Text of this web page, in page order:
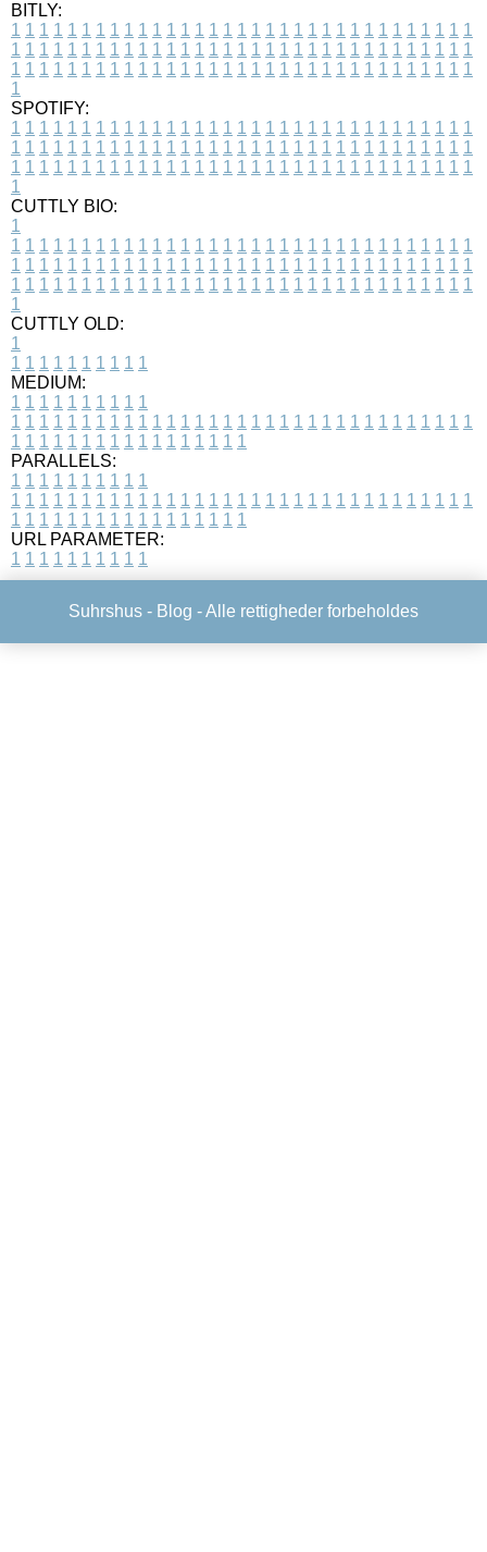
BITLY:
1 1 1 1 1 1 1 1 1 1 1 1 1 1 1 1 1 1 1 1 1 1 1 1 1 1 1 1 1 1 1 1 1
1 1 1 1 1 1 1 1 1 1 1 1 1 1 1 1 1 1 1 1 1 1 1 1 1 1 1 1 1 1 1 1 1
1 1 1 1 1 1 1 1 1 1 1 1 1 1 1 1 1 1 1 1 1 1 1 1 1 1 1 1 1 1 1 1 1
1
SPOTIFY:
1 1 1 1 1 1 1 1 1 1 1 1 1 1 1 1 1 1 1 1 1 1 1 1 1 1 1 1 1 1 1 1 1
1 1 1 1 1 1 1 1 1 1 1 1 1 1 1 1 1 1 1 1 1 1 1 1 1 1 1 1 1 1 1 1 1
1 1 1 1 1 1 1 1 1 1 1 1 1 1 1 1 1 1 1 1 1 1 1 1 1 1 1 1 1 1 1 1 1
1
CUTTLY BIO:
1
1 1 1 1 1 1 1 1 1 1 1 1 1 1 1 1 1 1 1 1 1 1 1 1 1 1 1 1 1 1 1 1 1
1 1 1 1 1 1 1 1 1 1 1 1 1 1 1 1 1 1 1 1 1 1 1 1 1 1 1 1 1 1 1 1 1
1 1 1 1 1 1 1 1 1 1 1 1 1 1 1 1 1 1 1 1 1 1 1 1 1 1 1 1 1 1 1 1 1
1
CUTTLY OLD:
1
1 1 1 1 1 1 1 1 1 1
MEDIUM:
1 1 1 1 1 1 1 1 1 1
1 1 1 1 1 1 1 1 1 1 1 1 1 1 1 1 1 1 1 1 1 1 1 1 1 1 1 1 1 1 1 1 1
1 1 1 1 1 1 1 1 1 1 1 1 1 1 1 1 1
PARALLELS:
1 1 1 1 1 1 1 1 1 1
1 1 1 1 1 1 1 1 1 1 1 1 1 1 1 1 1 1 1 1 1 1 1 1 1 1 1 1 1 1 1 1 1
1 1 1 1 1 1 1 1 1 1 1 1 1 1 1 1 1
URL PARAMETER:
1 1 1 1 1 1 1 1 1 1
Suhrshus - Blog - Alle rettigheder forbeholdes